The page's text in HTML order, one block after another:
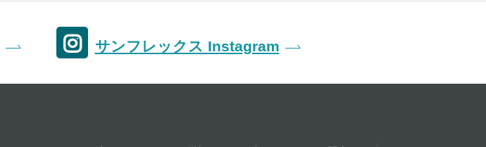
サンフレックス Instagram